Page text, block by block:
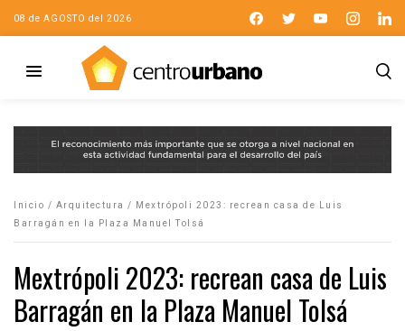
08 de AGOSTO del 2026
Inicio / Arquitectura /
Mextrópoli 2023: recrean casa de Luis
Barragán en la Plaza Manuel Tolsá
Mextrópoli 2023: recrean casa de Luis
Barragán en la Plaza Manuel Tolsá